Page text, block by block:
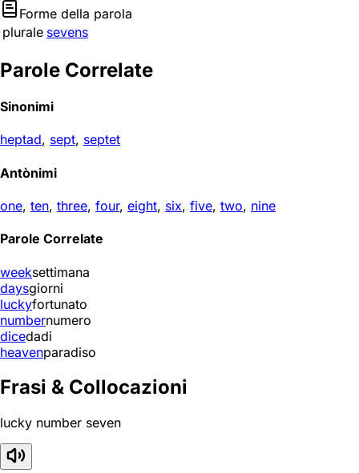
Forme della parola
plurale sevens
Parole Correlate
Sinonimi
heptad, sept, septet
Antònimi
one, ten, three, four, eight, six, five, two, nine
Parole Correlate
weeksettimana
daysgiorni
luckyfortunato
numbernumero
dicedadi
heavenparadiso
Frasi & Collocazioni
lucky number seven